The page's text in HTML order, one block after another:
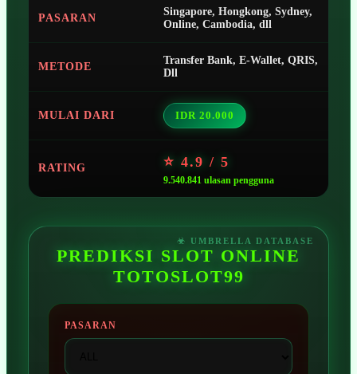
PASARAN
Singapore, Hongkong, Sydney,
Online, Cambodia, dll
METODE
Transfer Bank, E-Wallet, QRIS,
Dll
MULAI DARI IDR 20.000
RATING ⭐ 4.9 / 5
9.540.841 ulasan pengguna
PREDIKSI SLOT ONLINE
TOTOSLOT99
PASARAN